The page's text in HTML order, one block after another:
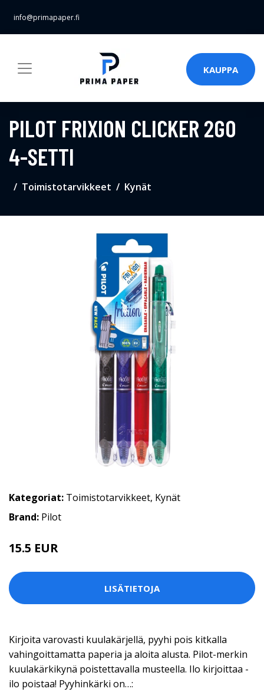
info@primapaper.fi
KAUPPA
PILOT FRIXION CLICKER 2GO
4-SETTI
Toimistotarvikkeet Kynät
Kategoriat: Toimistotarvikkeet, Kynät
Brand: Pilot
15.5 EUR
LISÄTIETOJA
Kirjoita varovasti kuulakärjellä, pyyhi pois kitkalla
vahingoittamatta paperia ja aloita alusta. Pilot-merkin
kuulakärkikynä poistettavalla musteella. Ilo kirjoittaa -
ilo poistaa! Pyyhinkärki on…: